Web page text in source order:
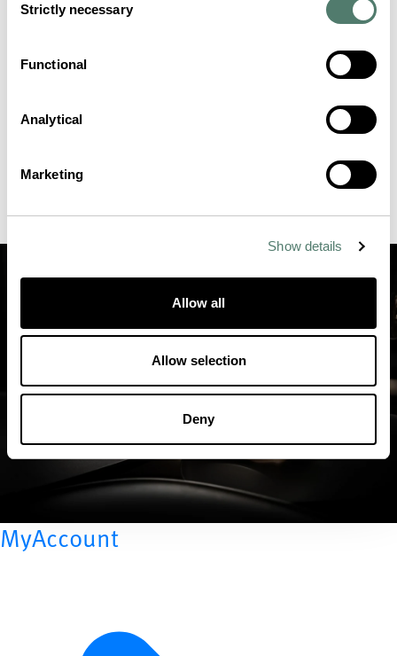
Selection
Strictly necessary
Functional
Analytical
Marketing
Show details
Allow all
Allow selection
Deny
MyAccount